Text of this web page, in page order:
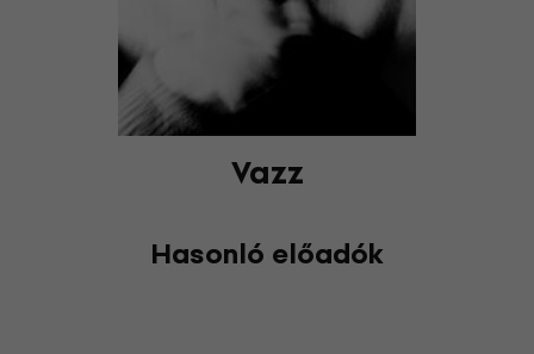
Vazz
Hasonló előadók